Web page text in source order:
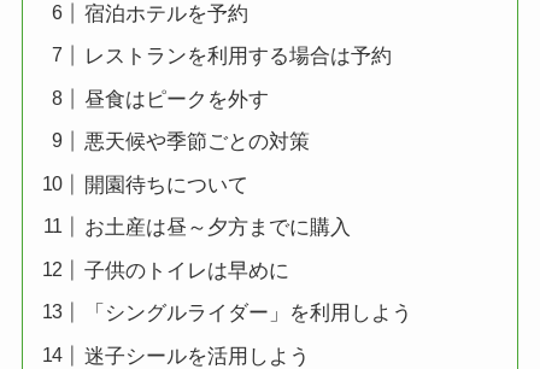
宿泊ホテルを予約
レストランを利用する場合は予約
昼食はピークを外す
悪天候や季節ごとの対策
開園待ちについて
お土産は昼～夕方までに購入
子供のトイレは早めに
「シングルライダー」を利用しよう
迷子シールを活用しよう